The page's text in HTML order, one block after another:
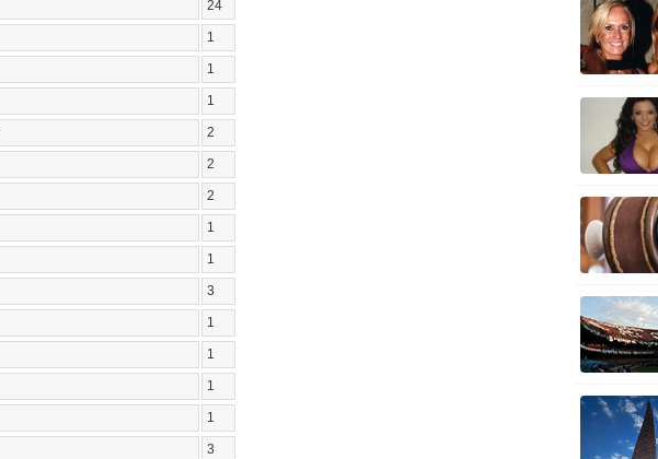
24
1
1
1
2
2
2
1
1
3
1
1
1
1
3